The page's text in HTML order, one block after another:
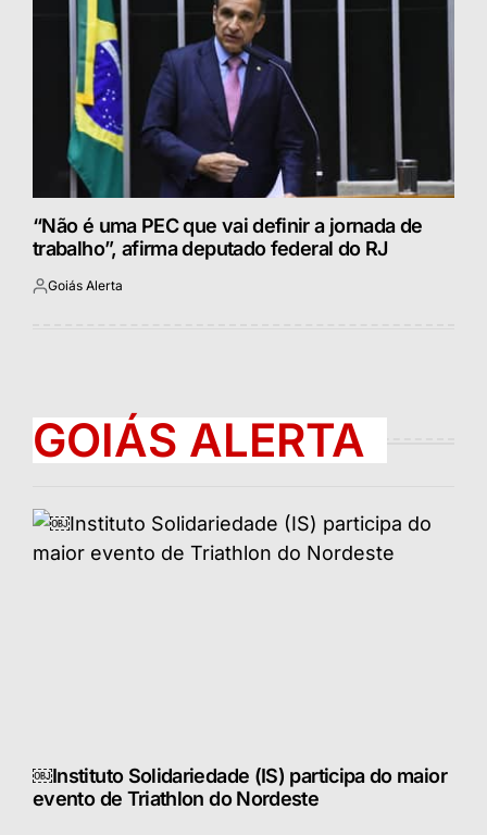
“Não é uma PEC que vai definir a jornada de
trabalho”, afirma deputado federal do RJ
Postado
Goiás Alerta
GOIÁS ALERTA
￼Instituto Solidariedade (IS) participa do maior
evento de Triathlon do Nordeste